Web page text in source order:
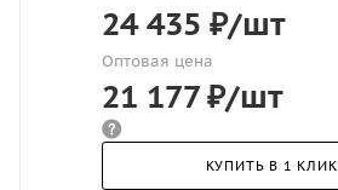
24 435 ₽/шт
Оптовая цена
21 177₽/шт
КУПИТЬ В 1 КЛИК